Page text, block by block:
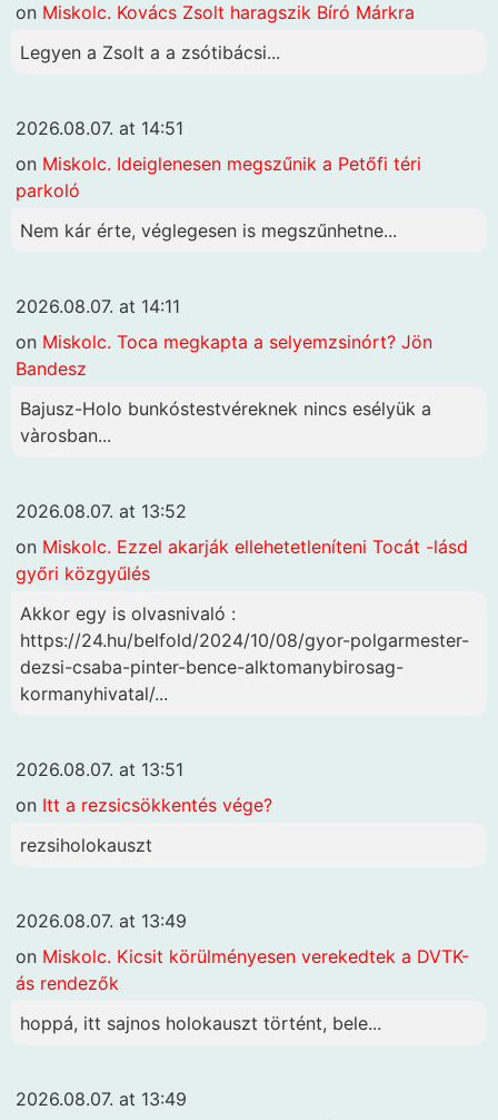
on Miskolc. Kovács Zsolt haragszik Bíró Márkra
Legyen a Zsolt a a zsótibácsi...
2026.08.07. at 14:51
on Miskolc. Ideiglenesen megszűnik a Petőfi téri
parkoló
Nem kár érte, véglegesen is megszűnhetne...
2026.08.07. at 14:11
on Miskolc. Toca megkapta a selyemzsinórt? Jön
Bandesz
Bajusz-Holo bunkóstestvéreknek nincs esélyük a
vàrosban...
2026.08.07. at 13:52
on Miskolc. Ezzel akarják ellehetetleníteni Tocát -lásd
győri közgyűlés
Akkor egy is olvasnivaló :
https://24.hu/belfold/2024/10/08/gyor-polgarmester-
dezsi-csaba-pinter-bence-alktomanybirosag-
kormanyhivatal/...
2026.08.07. at 13:51
on Itt a rezsicsökkentés vége?
rezsiholokauszt
2026.08.07. at 13:49
on Miskolc. Kicsit körülményesen verekedtek a DVTK-
ás rendezők
hoppá, itt sajnos holokauszt történt, bele...
2026.08.07. at 13:49